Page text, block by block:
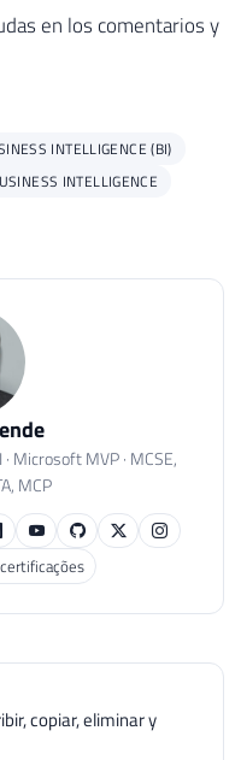
en los comentarios y
INTELLIGENCE (BI)
INTELLIGENCE
Microsoft MVP · MCSE,
MCP
copiar, eliminar y